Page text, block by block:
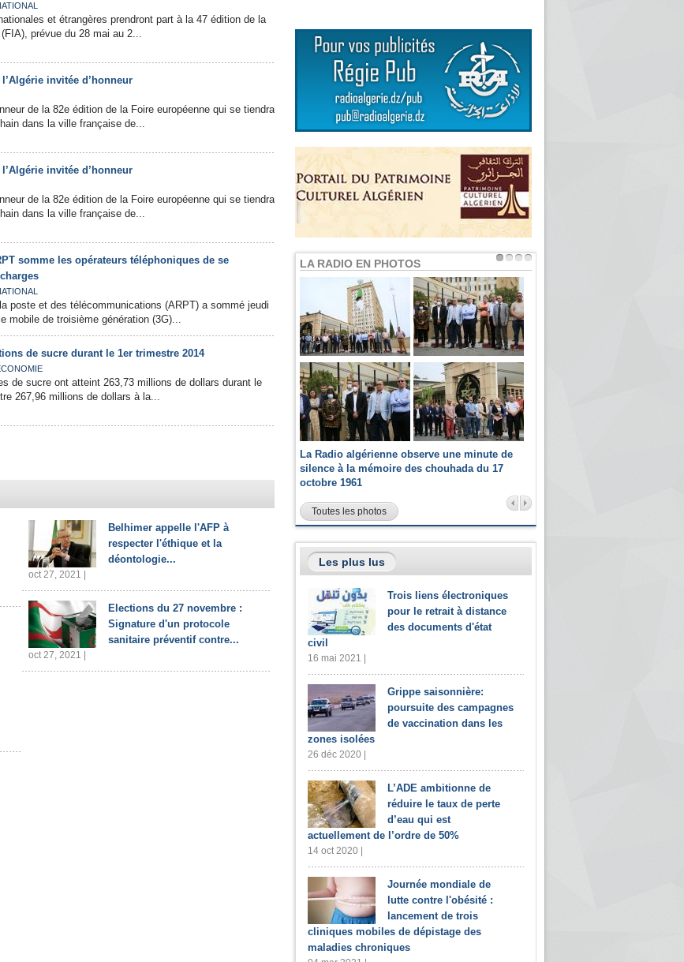
et étrangères prendront part à la 47 édition de la
prévue du 28 mai au 2...
invitée d’honneur
de la 82e édition de la Foire européenne qui se tiendra
dans la ville française de...
invitée d’honneur
de la 82e édition de la Foire européenne qui se tiendra
dans la ville française de...
somme les opérateurs téléphoniques de se
poste et des télécommunications (ARPT) a sommé jeudi
mobile de troisième génération (3G)...
de sucre durant le 1er trimestre 2014
de sucre ont atteint 263,73 millions de dollars durant le
267,96 millions de dollars à la...
Belhimer appelle l'AFP à
respecter l'éthique et la
déontologie...
oct 27, 2021 |
Elections du 27 novembre :
Signature d'un protocole
sanitaire préventif contre...
oct 27, 2021 |
LA RADIO EN PHOTOS
La Radio algérienne observe une minute de
silence à la mémoire des chouhada du 17
octobre 1961
Toutes les photos
Les plus lus
Trois liens électroniques
pour le retrait à distance
des documents d'état
civil
16 mai 2021 |
Grippe saisonnière:
poursuite des campagnes
de vaccination dans les
zones isolées
26 déc 2020 |
L’ADE ambitionne de
réduire le taux de perte
d’eau qui est
actuellement de l’ordre de 50%
14 oct 2020 |
Journée mondiale de
lutte contre l'obésité :
lancement de trois
cliniques mobiles de dépistage des
maladies chroniques